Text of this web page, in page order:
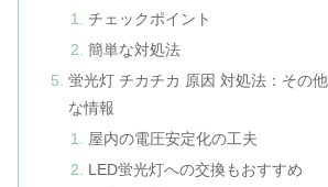
チェックポイント
簡単な対処法
蛍光灯 チカチカ 原因 対処法：その
な情報
屋内の電圧安定化の工夫
LED蛍光灯への交換もおすすめ